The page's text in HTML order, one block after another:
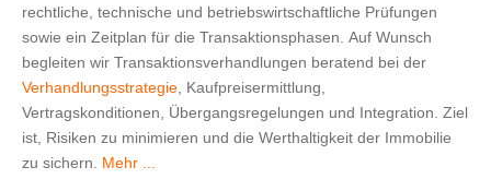
rechtliche, technische und betriebswirtschaftliche Prüfungen
sowie ein Zeitplan für die Transaktionsphasen. Auf Wunsch
begleiten wir Transaktionsverhandlungen beratend bei der
Verhandlungsstrategie, Kaufpreisermittlung,
Vertragskonditionen, Übergangsregelungen und Integration. Ziel
ist, Risiken zu minimieren und die Werthaltigkeit der Immobilie
zu sichern. Mehr ...